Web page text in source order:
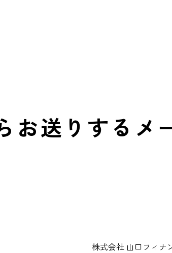
お送りするメ
株式会社 山口フィナ